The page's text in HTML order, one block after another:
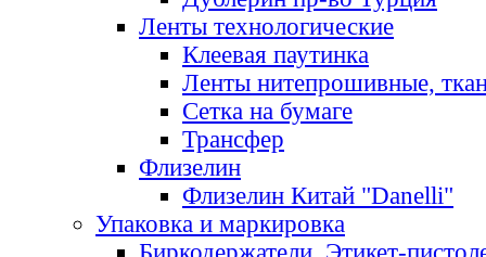
Ленты технологические
Клеевая паутинка
Ленты нитепрошивные,
Сетка на бумаге
Трансфер
Флизелин
Флизелин Китай "Danelli"
Упаковка и маркировка